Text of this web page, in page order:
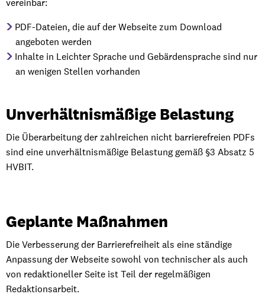
vereinbar:
PDF-Dateien, die auf der Webseite zum Download
angeboten werden
Inhalte in Leichter Sprache und Gebärdensprache sind nur
an wenigen Stellen vorhanden
Unverhältnismäßige Belastung
Die Überarbeitung der zahlreichen nicht barrierefreien PDFs
sind eine unverhältnismäßige Belastung gemäß §3 Absatz 5
HVBIT.
Geplante Maßnahmen
Die Verbesserung der Barrierefreiheit als eine ständige
Anpassung der Webseite sowohl von technischer als auch
von redaktioneller Seite ist Teil der regelmäßigen
Redaktionsarbeit.